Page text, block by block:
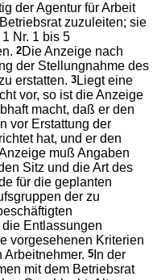
der Agentur für Arbeit
zuzuleiten; sie
Nr. 1 bis 5
2Die Anzeige nach
der Stellungnahme des
erstatten.3 Liegt eine
vor, so ist die Anzeige
macht, daß er den
vor Erstattung der
hat, und er den
muß Angaben
Sitz und die Art des
für die geplanten
der zu
Entlassungen
vorgesehenen Kriterien
Arbeitnehmer.5 In der
mit dem Betriebsrat